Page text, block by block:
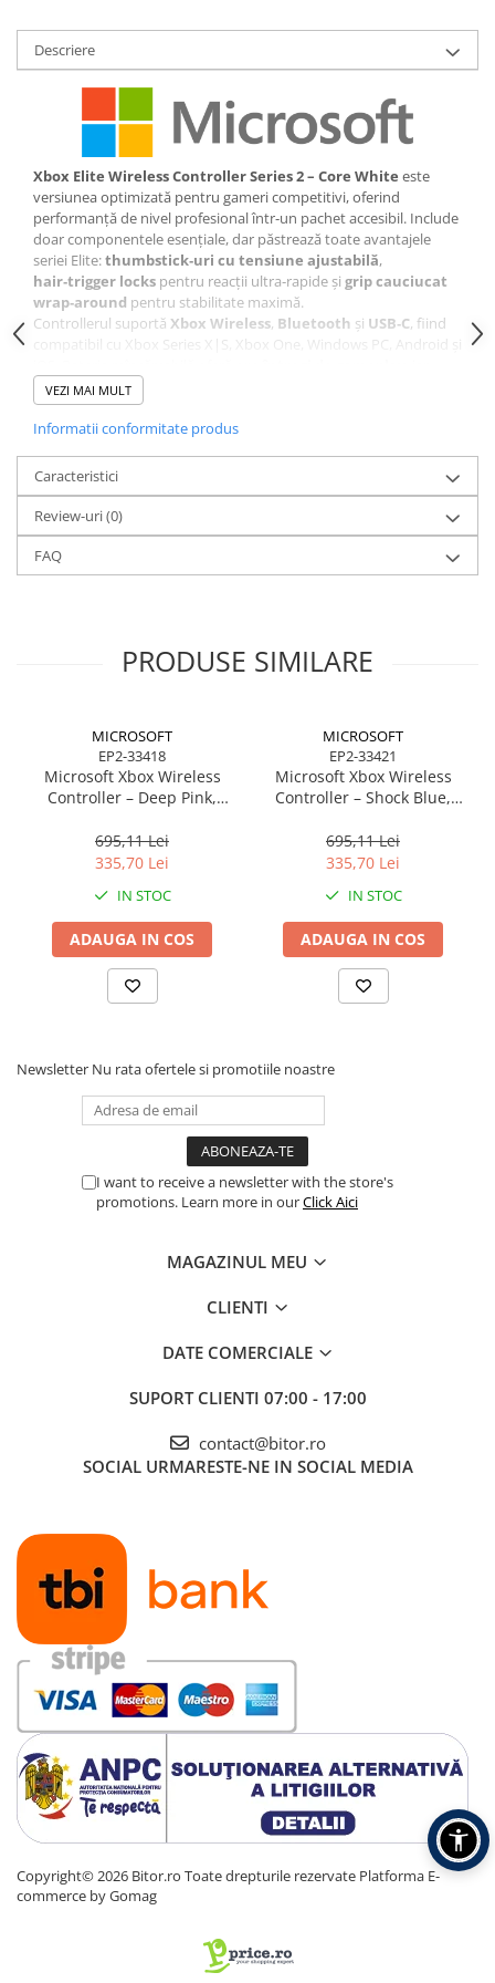
Descriere
Xbox Elite Wireless Controller Series 2 – Core White este
versiunea optimizată pentru gameri competitivi, oferind
performanță de nivel profesional într‑un pachet accesibil. Include
doar componentele esențiale, dar păstrează toate avantajele
seriei Elite:thumbstick‑uri cu tensiune ajustabilă,
hair‑trigger locks pentru reacții ultra‑rapide și grip cauciucat
wrap‑around pentru stabilitate maximă.
Controllerul suportă Xbox Wireless, Bluetooth și USB‑C, fiind
compatibil cu Xbox Series X|S, Xbox One, Windows PC, Android și
construcția premium este gândită pentru durabilitate pe termen
lung.
Este alegerea ideală pentru gameri care vor precizie, confort și
complet.
VEZI MAI MULT
Informatii conformitate produs
Caracteristici
Review-uri(0)
FAQ
PRODUSE SIMILARE
MICROSOFT
EP2-33418
Microsoft Xbox Wireless
Controller – Deep Pink,
Hybrid D‑Pad
695,11 Lei
335,70 Lei
IN STOC
ADAUGA IN COS
MICROSOFT
EP2-33421
Microsoft Xbox Wireless
Controller – Shock Blue,
Hybrid D‑Pad
695,11 Lei
335,70 Lei
IN STOC
ADAUGA IN COS
Newsletter Nu rata ofertele si promotiile noastre
I want to receive a newsletter with the store's
promotions. Learn more in ourClick Aici
MAGAZINUL MEU
CLIENTI
DATE COMERCIALE
SUPORT CLIENTI 07:00 - 17:00
contact@bitor.ro
SOCIAL URMARESTE-NE IN SOCIAL MEDIA
Copyright© 2026 Bitor.ro Toate drepturile rezervate Platforma E-
commerce by Gomag